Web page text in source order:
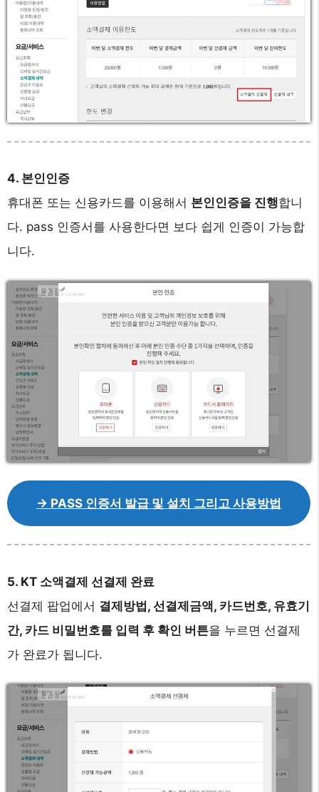
4. 본인인증
휴대폰 또는 신용카드를 이용해서 본인인증을 진행합니
다. pass 인증서를 사용한다면 보다 쉽게 인증이 가능합
니다.
-> PASS 인증서 발급 및 설치 그리고 사용방법
5. KT 소액결제 선결제 완료
선결제 팝업에서 결제방법, 선결제금액, 카드번호, 유효기
간, 카드 비밀번호를 입력 후 확인 버튼을 누르면 선결제
가 완료가 됩니다.